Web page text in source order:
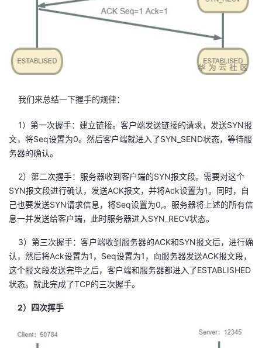
我们来总结一下握手的规律：
1）第一次握手：建立链接。客户端发送链接的请求，发送SYN报
文，将Seq设置为0。然后客户端就进入了SYN_SEND状态，等待服
务器的确认。
2）第二次握手：服务器收到客户端的SYN报文段。需要对这个
SYN报文段进行确认，发送ACK报文，并将Ack设置为1。同时，自
己也要发送SYN请求信息，将Seq设置为0,。服务器将上述的所有信
息一并发送给客户端，此时服务器进入SYN_RECV状态。
3）第三次握手：客户端收到服务器的ACK和SYN报文后，进行确
认，然后将Ack设置为1，Seq设置为1，向服务器发送ACK报文段，
这个报文段发送完毕之后，客户端和服务器都进入了ESTABLISHED
状态。就此完成了TCP的三次握手。
2）四次挥手